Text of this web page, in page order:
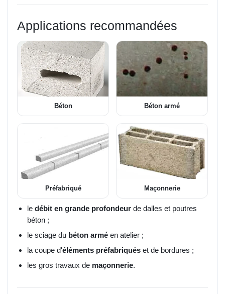
Applications recommandées
Béton Béton armé
Préfabriqué Maçonnerie
le débit en grande profondeur de dalles et poutres
béton ;
le sciage du béton armé en atelier ;
la coupe d'éléments préfabriqués et de bordures ;
les gros travaux de maçonnerie.